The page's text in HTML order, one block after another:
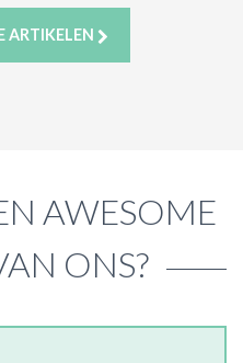
ARTIKELEN
AWESOME
ONS?